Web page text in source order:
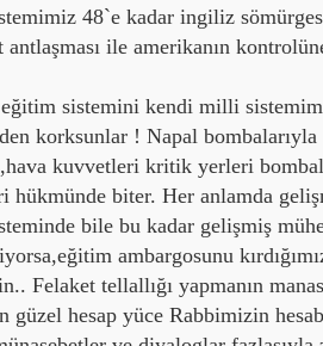
48`e kadar ingiliz
ile amerikanın
sistemini kendi milli
korksunlar ! Napal
kuvvetleri kritik yerleri
hükmünde biter. Her anlamda
bile bu kadar gelişmiş
ambargosunu
Felaket tellallığı yapmanın
güzel hesap yüce Rabbimizin